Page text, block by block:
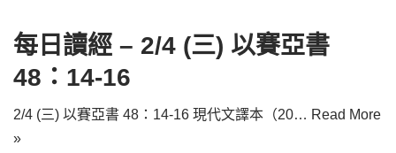
每日讀經 – 2/4 (三) 以賽亞書
48：14-16
2/4 (三) 以賽亞書 48：14-16 現代文譯本（20… Read More
»